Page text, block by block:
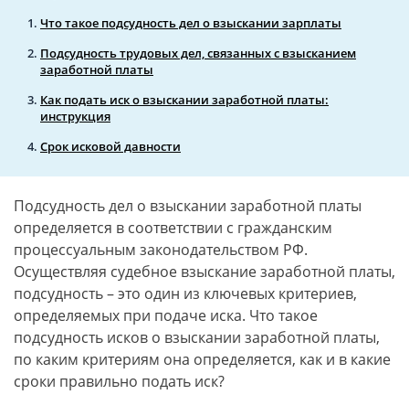
Что такое подсудность дел о взыскании зарплаты
Подсудность трудовых дел, связанных с взысканием
заработной платы
Как подать иск о взыскании заработной платы:
инструкция
Срок исковой давности
Подсудность дел о взыскании заработной платы
определяется в соответствии с гражданским
процессуальным законодательством РФ.
Осуществляя судебное взыскание заработной платы,
подсудность – это один из ключевых критериев,
определяемых при подаче иска. Что такое
подсудность исков о взыскании заработной платы,
по каким критериям она определяется, как и в какие
сроки правильно подать иск?